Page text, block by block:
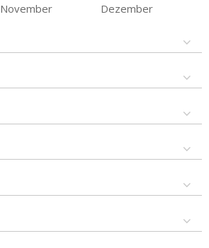
November Dezember